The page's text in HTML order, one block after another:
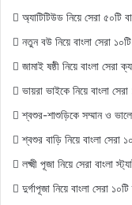
অ্যাটিটিউড নিয়ে সেরা ৫০টি
নতুন বউ নিয়ে বাংলা সেরা
জামাই ষষ্ঠী নিয়ে বাংলা সেরা
ভায়রা ভাইকে নিয়ে বাংলা
শ্বশুর-শাশুড়িকে সম্মান ও
শ্বশুর বাড়ি নিয়ে বাংলা সেরা
লক্ষ্মী পূজা নিয়ে সেরা বাংলা
দুর্গাপূজা নিয়ে বাংলা সেরা